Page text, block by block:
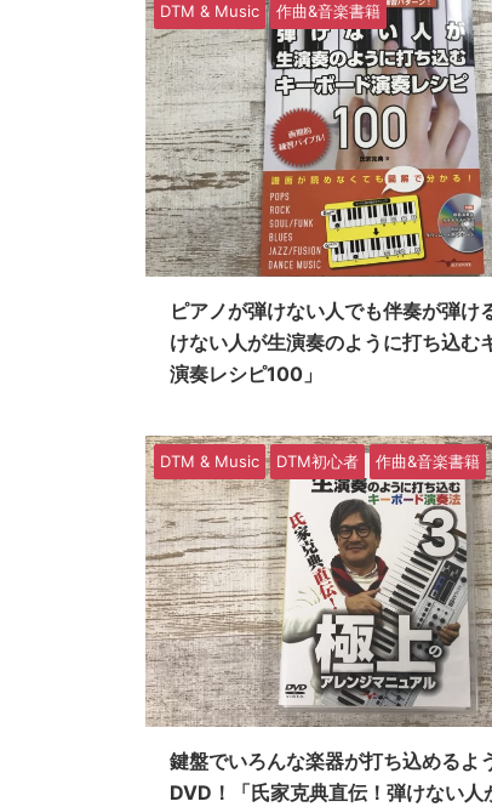
DTM & Music 作曲&音楽書籍
ピアノが弾けない人でも伴奏が弾け
けない人が生演奏のように打ち込む
演奏レシピ100」
DTM & Music DTM初心者 作曲&音楽書籍
鍵盤でいろんな楽器が打ち込めるよ
DVD！「氏家克典直伝！弾けない人